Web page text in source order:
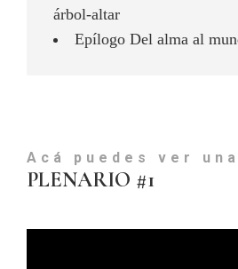
árbol-altar
Epílogo Del alma al
Acá puedes ver
PLENARIO #1